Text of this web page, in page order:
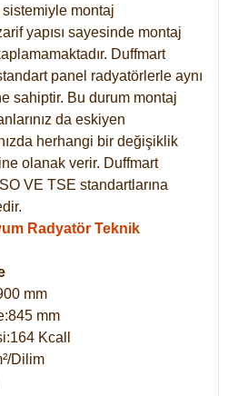
sistemiyle montaj
yapısı sayesinde montaj
Duffmart
panel radyatörlerle aynı
sahiptir. Bu durum montaj
da eskiyen
herhangi bir değişiklik
olanak verir. Duffmart
VE TSE standartlarına
Radyatör Teknik
mm
mm
Kcall
Dilim